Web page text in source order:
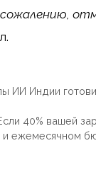
ИИ Индии
40% вашей
и ежемесячном